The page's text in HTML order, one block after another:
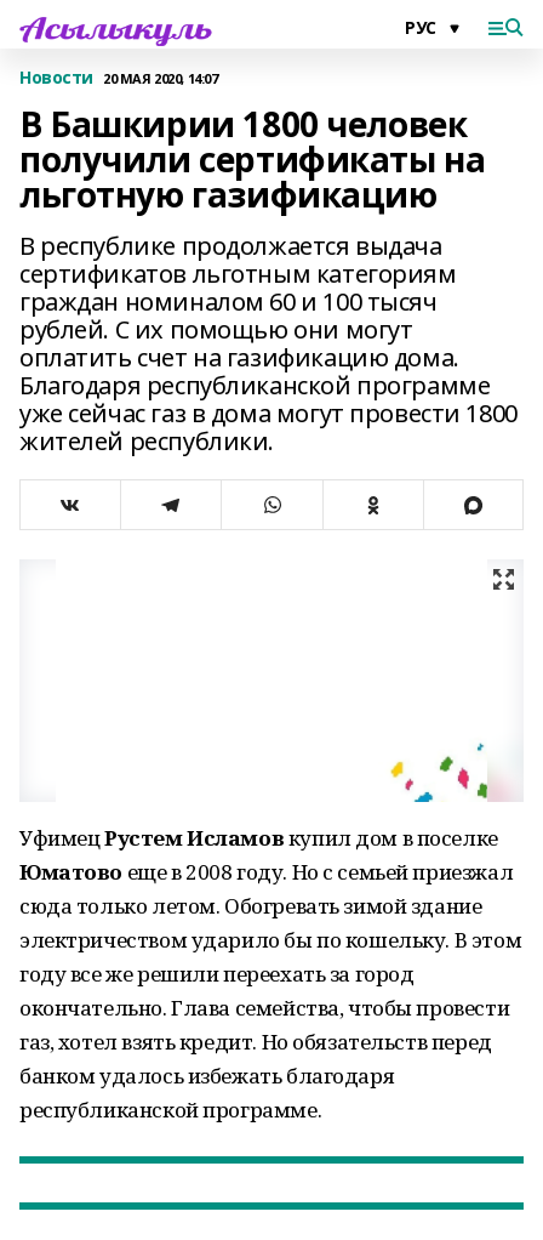
Новости 20 МАЯ 2020, 14:07
В Башкирии 1800 человек
получили сертификаты на
льготную газификацию
В республике продолжается выдача
сертификатов льготным категориям
граждан номиналом 60 и 100 тысяч
рублей. С их помощью они могут
оплатить счет на газификацию дома.
Благодаря республиканской программе
уже сейчас газ в дома могут провести 1800
жителей республики.
УфимецРустем Исламовкупил дом в поселке
Юматово еще в 2008 году. Но с семьей приезжал
сюда только летом. Обогревать зимой здание
электричеством ударило бы по кошельку. В этом
году все же решили переехать за город
окончательно. Глава семейства, чтобы провести
газ, хотел взять кредит. Но обязательств перед
банком удалось избежать благодаря
республиканской программе.